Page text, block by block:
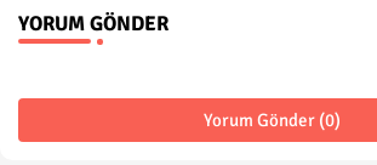
YORUM GÖNDER
Yorum Gönder (0)